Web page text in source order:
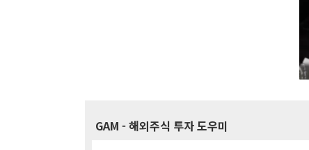
GAM - 해외주식 투자 도우미